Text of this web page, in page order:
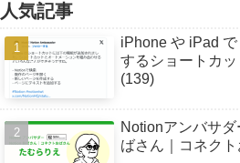
人気記事
iPhone や iPad
するショートカ
(139)
Notionアンバサ
ばさん｜コネク